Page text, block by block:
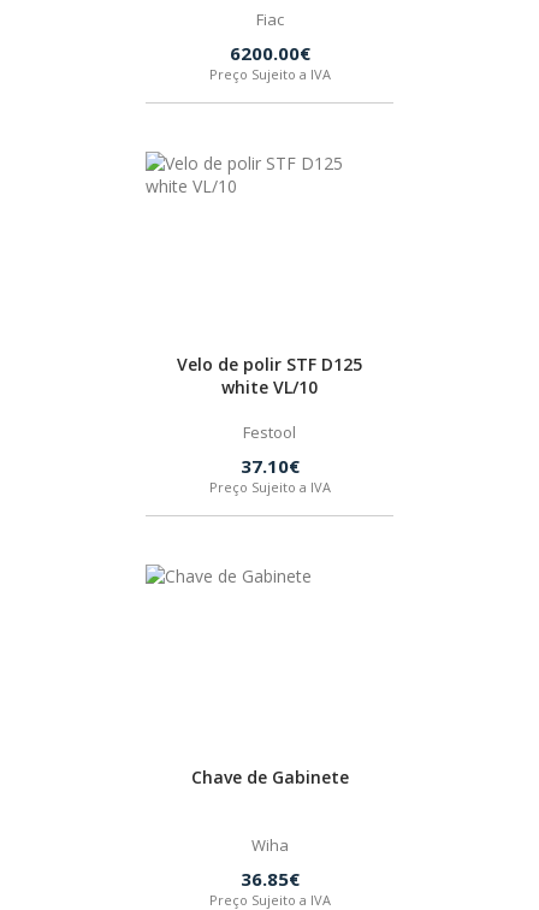
Fiac
6200.00€
Preço Sujeito a IVA
Velo de polir STF D125
white VL/10
Festool
37.10€
Preço Sujeito a IVA
Chave de Gabinete
Wiha
36.85€
Preço Sujeito a IVA